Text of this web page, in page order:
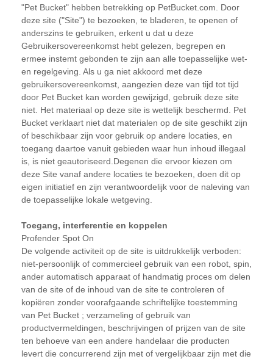
"Pet Bucket" hebben betrekking op PetBucket.com. Door
deze site ("Site") te bezoeken, te bladeren, te openen of
anderszins te gebruiken, erkent u dat u deze
Gebruikersovereenkomst hebt gelezen, begrepen en
ermee instemt gebonden te zijn aan alle toepasselijke wet-
en regelgeving. Als u ga niet akkoord met deze
gebruikersovereenkomst, aangezien deze van tijd tot tijd
door Pet Bucket kan worden gewijzigd, gebruik deze site
niet. Het materiaal op deze site is wettelijk beschermd. Pet
Bucket verklaart niet dat materialen op de site geschikt zijn
of beschikbaar zijn voor gebruik op andere locaties, en
toegang daartoe vanuit gebieden waar hun inhoud illegaal
is, is niet geautoriseerd.Degenen die ervoor kiezen om
deze Site vanaf andere locaties te bezoeken, doen dit op
eigen initiatief en zijn verantwoordelijk voor de naleving van
de toepasselijke lokale wetgeving.
Toegang, interferentie en koppelen
Profender Spot On
De volgende activiteit op de site is uitdrukkelijk verboden:
niet-persoonlijk of commercieel gebruik van een robot, spin,
ander automatisch apparaat of handmatig proces om delen
van de site of de inhoud van de site te controleren of
kopiëren zonder voorafgaande schriftelijke toestemming
van Pet Bucket ; verzameling of gebruik van
productvermeldingen, beschrijvingen of prijzen van de site
ten behoeve van een andere handelaar die producten
levert die concurrerend zijn met of vergelijkbaar zijn met die